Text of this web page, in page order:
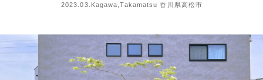
2023.03.Kagawa,Takamatsu 香川県高松市